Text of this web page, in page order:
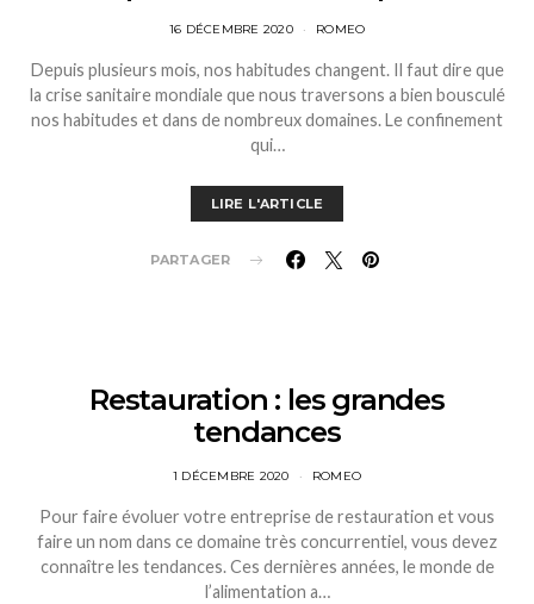
16 DÉCEMBRE 2020 ROMEO
Depuis plusieurs mois, nos habitudes changent. Il faut dire que
la crise sanitaire mondiale que nous traversons a bien bousculé
nos habitudes et dans de nombreux domaines. Le confinement
qui…
LIRE L'ARTICLE
PARTAGER
Restauration : les grandes
tendances
1 DÉCEMBRE 2020 ROMEO
Pour faire évoluer votre entreprise de restauration et vous
faire un nom dans ce domaine très concurrentiel, vous devez
connaître les tendances. Ces dernières années, le monde de
l’alimentation a…